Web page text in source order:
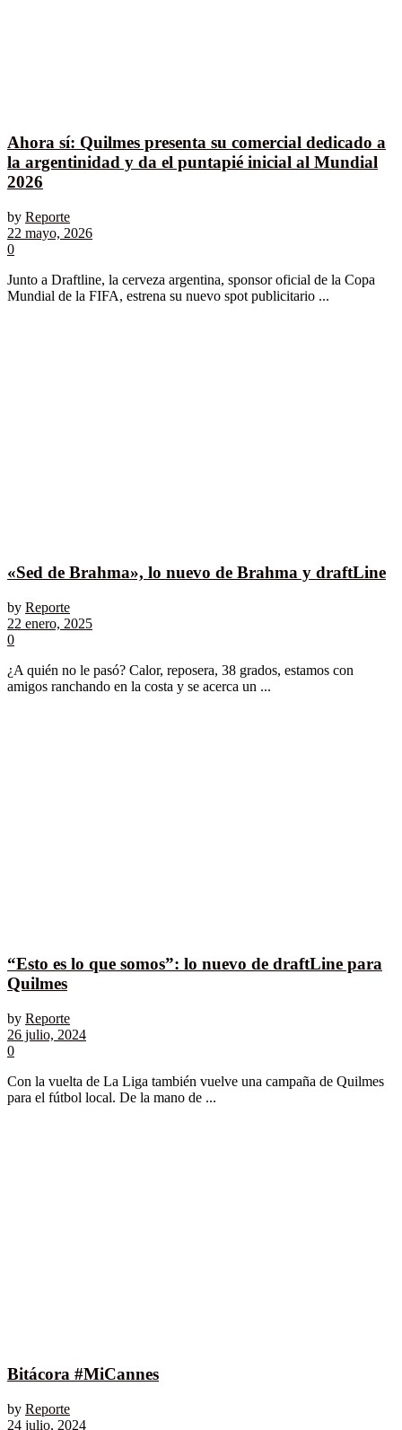
Ahora sí: Quilmes presenta su comercial dedicado a
la argentinidad y da el puntapié inicial al Mundial
2026
by Reporte
22 mayo, 2026
0
Junto a Draftline, la cerveza argentina, sponsor oficial de la Copa
Mundial de la FIFA, estrena su nuevo spot publicitario ...
«Sed de Brahma», lo nuevo de Brahma y draftLine
by Reporte
22 enero, 2025
0
¿A quién no le pasó? Calor, reposera, 38 grados, estamos con
amigos ranchando en la costa y se acerca un ...
“Esto es lo que somos”: lo nuevo de draftLine para
Quilmes
by Reporte
26 julio, 2024
0
Con la vuelta de La Liga también vuelve una campaña de Quilmes
para el fútbol local. De la mano de ...
Bitácora #MiCannes
by Reporte
24 julio, 2024